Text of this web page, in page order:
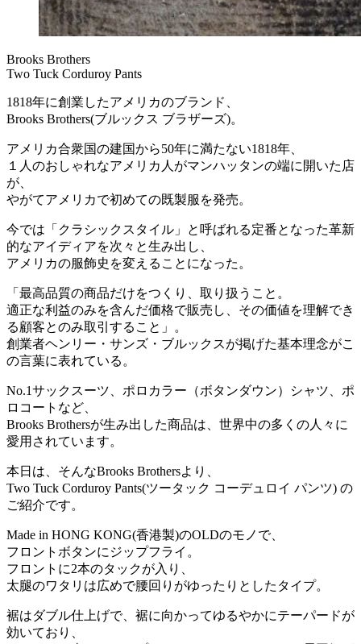
Brooks Brothers
Two Tuck Corduroy Pants
1818年に創業したアメリカのブランド、
Brooks Brothers(ブルックス ブラザーズ)。
アメリカ合衆国の建国から50年に満たない1818年、
１人のおしゃれなアメリカ人がマンハッタンの端に開いた店
が、
やがてアメリカで初めての既製服を発売。
今では「クラシックスタイル」と呼ばれる定番となった革新
的なアイディアを次々と生み出し、
アメリカの服飾史を変えることになった。
「最高品質の商品だけをつくり、取り扱うこと。
適正な利益のみを含んだ価格で販売し、その価値を理解でき
る顧客とのみ取引すること」。
創業者ヘンリー・サンズ・ブルックスが掲げた基本理念がこ
の言葉に表れている。
No.1サックスーツ、ポロカラー（ボタンダウン）シャツ、ポ
ロコートなど、
Brooks Brothersが生み出した商品は、世界中の多くの人々に
愛用されています。
本日は、そんなBrooks Brothersより、
Two Tuck Corduroy Pants(ツータック コーデュロイ パンツ) の
ご紹介です。
Made in HONG KONG(香港製)のOLDのモノで、
フロントボタンにジップフライ。
フロントに2本のタックが入り、
太腿のワタリは広めで腰回りがゆったりとしたタイプ。
裾はダブル仕上げで、裾に向かってゆるやかにテーパードが
効いており、